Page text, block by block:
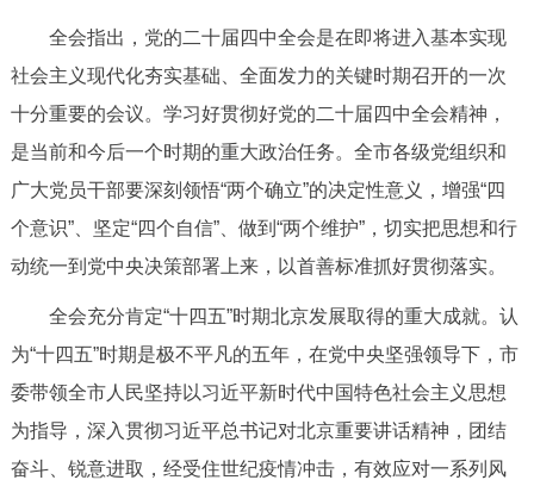
政务服务
中介服务 阳光政务
12345网上接诉即办 我要咨询 我要建议
参与调查 在线访谈 图说互动
全会指出，党的二十届四中全会是在即将进入基本实现
社会主义现代化夯实基础、全面发力的关键时期召开的一次
十分重要的会议。学习好贯彻好党的二十届四中全会精神，
是当前和今后一个时期的重大政治任务。全市各级党组织和
广大党员干部要深刻领悟“两个确立”的决定性意义，增强“四
个意识”、坚定“四个自信”、做到“两个维护”，切实把思想和行
动统一到党中央决策部署上来，以首善标准抓好贯彻落实。
全会充分肯定“十四五”时期北京发展取得的重大成就。认
为“十四五”时期是极不平凡的五年，在党中央坚强领导下，市
委带领全市人民坚持以习近平新时代中国特色社会主义思想
为指导，深入贯彻习近平总书记对北京重要讲话精神，团结
奋斗、锐意进取，经受住世纪疫情冲击，有效应对一系列风